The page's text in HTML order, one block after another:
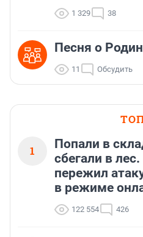
1 329 38
Песня о
11 Обсудить
1
Попали в
сбегали в
пережил
в режиме
122 554 426